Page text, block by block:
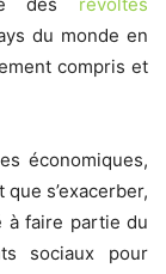
du monde en
compris et
économiques,
s’exacerber,
à faire partie du
sociaux pour